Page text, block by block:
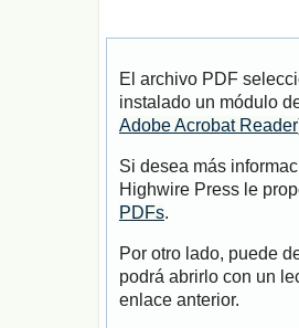
El archivo PDF
instalado un módulo
Adobe Acrobat Reader
Si desea más
Highwire Press le
PDFs.
Por otro lado, puede
podrá abrirlo con un
enlace anterior.